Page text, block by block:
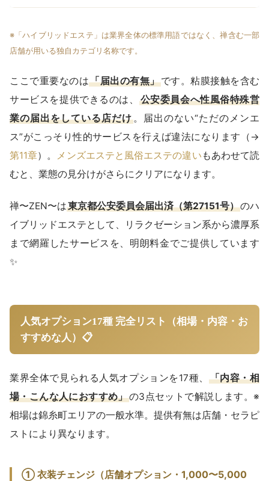
※「ハイブリッドエステ」は業界全体の標準用語ではなく、禅含む一部
店舗が用いる独自カテゴリ名称です。
ここで重要なのは「届出の有無」です。粘膜接触を含む
サービスを提供できるのは、
公安委員会へ性風俗特殊営
業の届出をしている店だけ 。届出のない“ただのメンエ
ス”がこっそり性的サービスを行えば違法になります（→
第11章）。 メンズエステと風俗エステの違い もあわせて読
むと、業態の見分けがさらにクリアになります。
禅〜ZEN〜は東京都公安委員会届出済（第27151号）のハ
イブリッドエステとして、リラクゼーション系から濃厚系
まで網羅したサービスを、明朗料金でご提供しています
✨
人気オプション17種 完全リスト（相場・内容・お
すすめな人）📋
業界全体で見られる人気オプションを17種、
「内容・相
場・こんな人におすすめ」の3点セットで解説します。※
相場は錦糸町エリアの一般水準。提供有無は店舗・セラピ
ストにより異なります。
① 衣装チェンジ（店舗オプション・1,000〜5,000